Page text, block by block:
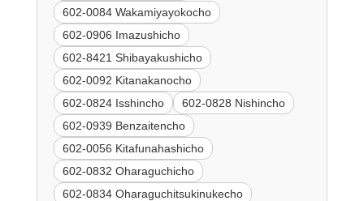
602-0084 Wakamiyayokocho
602-0906 Imazushicho
602-8421 Shibayakushicho
602-0092 Kitanakanocho
602-0824 Isshincho
602-0828 Nishincho
602-0939 Benzaitencho
602-0056 Kitafunahashicho
602-0832 Oharaguchicho
602-0834 Oharaguchitsukinukecho